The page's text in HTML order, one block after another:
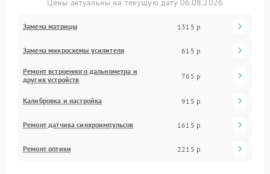
Цены актуальны на текущую дату 06.08.2026
Замена матрицы 1315 р
Замена микросхемы усилителя 615 р
Ремонт встроенного дальнометра и
других устройств
765 р
Калибровка и настройка 915 р
Ремонт датчика синхроимпульсов 1615 р
Ремонт оптики 2215 р